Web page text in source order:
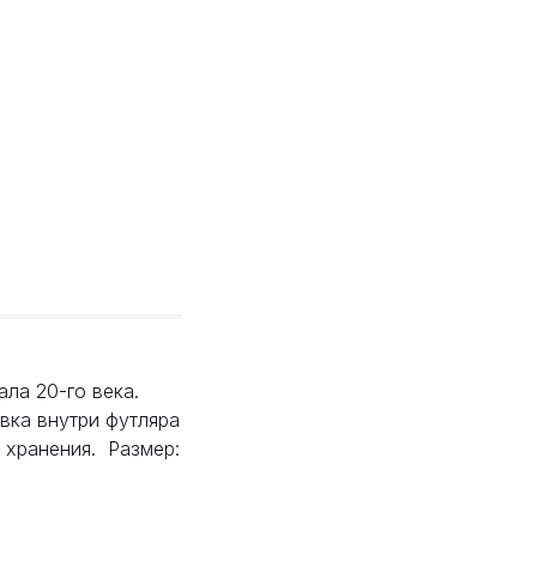
20-го века.
внутри футляра
хранения. Размер: